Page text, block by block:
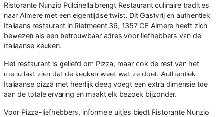
Ristorante Nunzio Pulcinella brengt Restaurant culinaire tradities
naar Almere met een eigentijdse twist. Dit Gastvrij en authentiek
Italiaans restaurant in Rietmeent 36, 1357 CE Almere heeft zich
bewezen als een betrouwbaar adres voor liefhebbers van de
Italiaanse keuken.
Het restaurant is geliefd om Pizza, maar ook de rest van het
menu laat zien dat de keuken weet wat ze doet. Authentiek
Italiaanse pizza met heerlijk deeg voegt een extra dimensie toe
aan de totale ervaring en maakt elk bezoek bijzonder.
Voor Pizza-liefhebbers, informele uitjes biedt Ristorante Nunzio